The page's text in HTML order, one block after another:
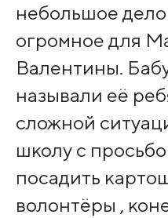
небольшое
огромное для
Валентины.
называли её
сложной
школу с
посадить
волонтёры ,